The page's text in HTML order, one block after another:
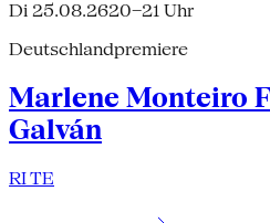
Di 25.08.2620–21 Uhr
Deutschlandpremiere
Marlene Monteiro
Galván
RI TE